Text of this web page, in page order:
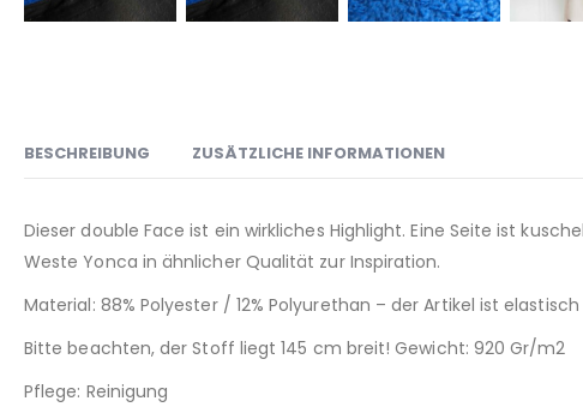
BESCHREIBUNG ZUSÄTZLICHE INFORMATIONEN
Dieser double Face ist ein wirkliches Highlight. Eine Seite ist
Weste Yonca in ähnlicher Qualität zur Inspiration.
Material: 88% Polyester / 12% Polyurethan – der Artikel ist elastisch
Bitte beachten, der Stoff liegt 145 cm breit! Gewicht: 920 Gr/m2
Pflege: Reinigung